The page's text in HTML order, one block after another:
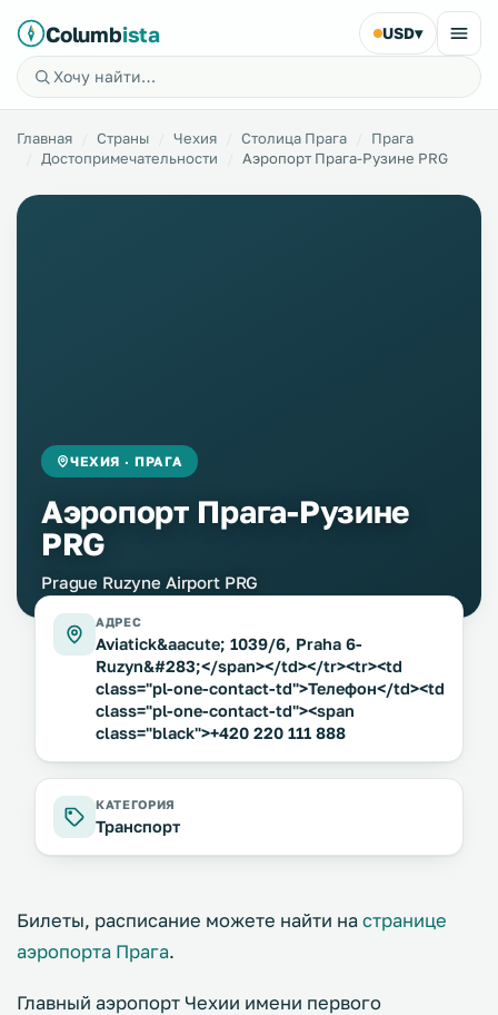
Columbista USD▾
Главная Страны Чехия Столица Прага
Прага
Достопримечательности
Аэропорт Прага-Рузине PRG
ЧЕХИЯ · ПРАГА
Аэропорт Прага-Рузине
PRG
Prague Ruzyne Airport PRG
АДРЕС
Aviatick&aacute; 1039/6, Praha 6-
Ruzyn&#283;</span></td></tr><tr><td
class="pl-one-contact-td">Телефон</td><td
class="pl-one-contact-td"><span
class="black">+420 220 111 888
КАТЕГОРИЯ
Транспорт
Билеты, расписание можете найти на странице
аэропорта Прага.
Главный аэропорт Чехии имени первого